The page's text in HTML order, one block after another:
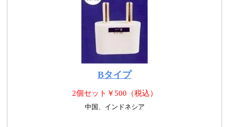
Bタイプ
2個セット￥500（税込）
中国 、インドネシア